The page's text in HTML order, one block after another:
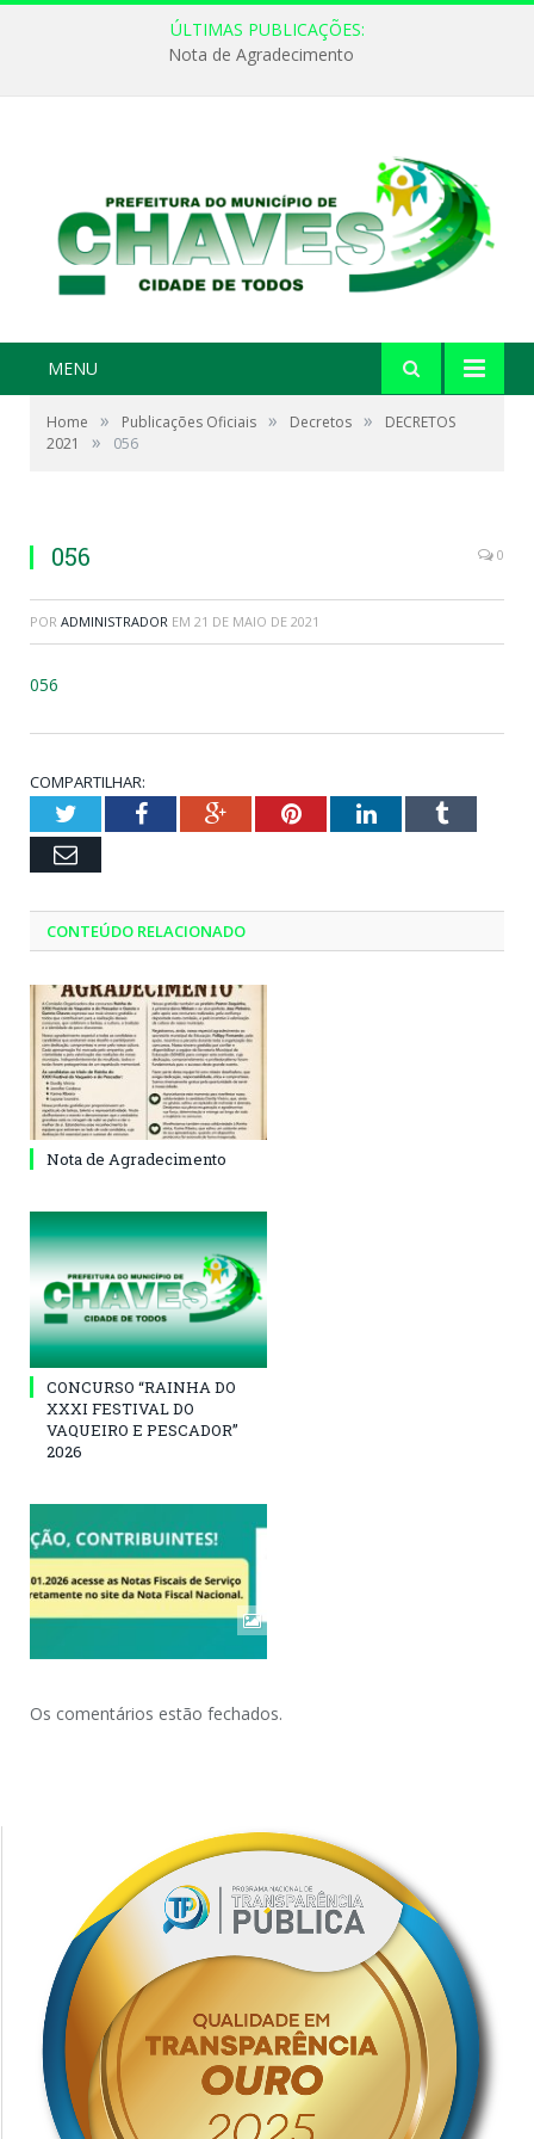
ÚLTIMAS PUBLICAÇÕES:
Nota de Agradecimento
MENU
Home » Publicações Oficiais » Decretos »
DECRETOS
2021
» 056
056 0
POR ADMINISTRADOR EM 21 DE MAIO DE 2021
056
COMPARTILHAR:
TwitterFacebookGoogle+PinterestLinkedInTumblr
Email
CONTEÚDO RELACIONADO
Nota de Agradecimento
CONCURSO “RAINHA DO
XXXI FESTIVAL DO
VAQUEIRO E PESCADOR”
2026
Os comentários estão fechados.